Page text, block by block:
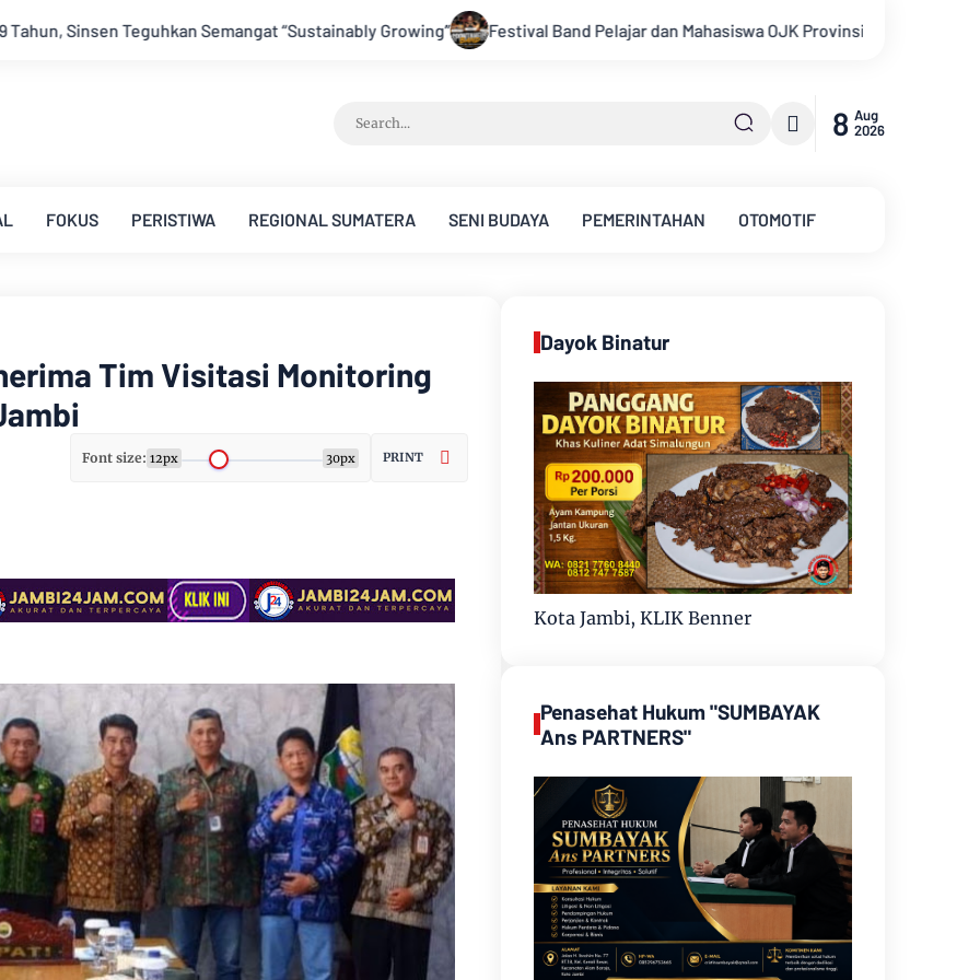
Growing” Festival Band Pelajar dan Mahasiswa OJK Provinsi Jambi 2026, Unjuk Kreativitas di Taman Banjuran Budayo,
8 Aug
2026
FOKUS PERISTIWA REGIONAL SUMATERA SENI BUDAYA PEMERINTAHAN OTOMOTIF
Tim Visitasi Monitoring
Font size: 12px 30px PRINT
Dayok Binatur
Kota Jambi, KLIK Benner
Penasehat Hukum "SUMBAYAK
Ans PARTNERS"